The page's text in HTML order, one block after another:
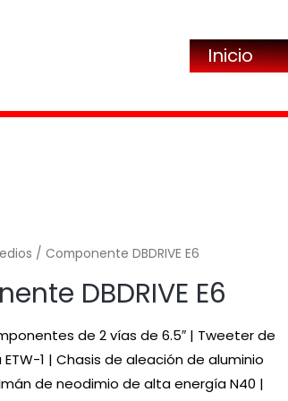
Inicio
/ Componente DBDRIVE E6
DBDRIVE E6
de 2 vías de 6.5″ | Tweeter de
1 | Chasis de aleación de aluminio
de neodimio de alta energía N40 |